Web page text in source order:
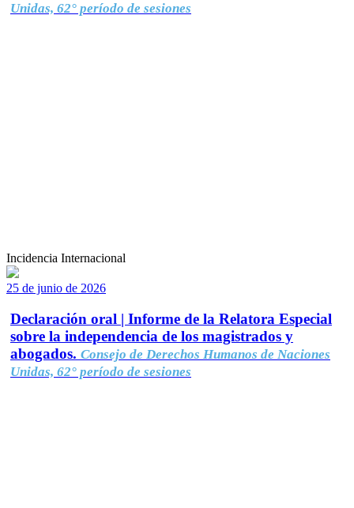
Unidas, 62° período de sesiones
Incidencia Internacional
25 de junio de 2026
Declaración oral | Informe de la Relatora Especial
sobre la independencia de los magistrados y
abogados. Consejo de Derechos Humanos de Naciones
Unidas, 62° período de sesiones